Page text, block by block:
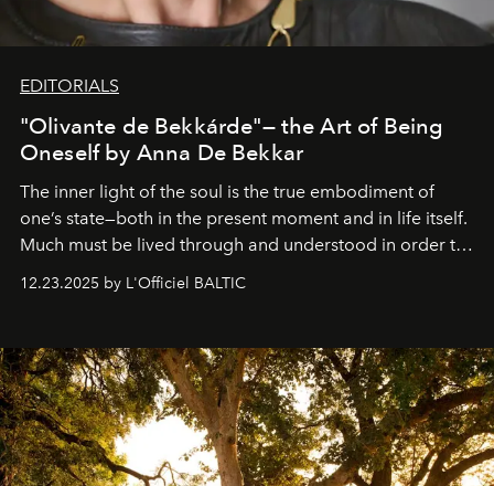
EDITORIALS
"Olivante de Bekkárde"— the Art of Being
Oneself by Anna De Bekkar
The inner light of the soul is the true embodiment of
one’s state—both in the present moment and in life itself.
Much must be lived through and understood in order to
preserve that crystal clarity of awareness, which not
everyone sees at once, not everyone understands
away. Time is essential, for beneath countless irresistible
masks, something truly beautiful hides modestly, without
seeking attention. To perceive the real essence, one
needs the art of reinterpretation. We have named this
look "Olivante".
12.23.2025 by L'Officiel BALTIC